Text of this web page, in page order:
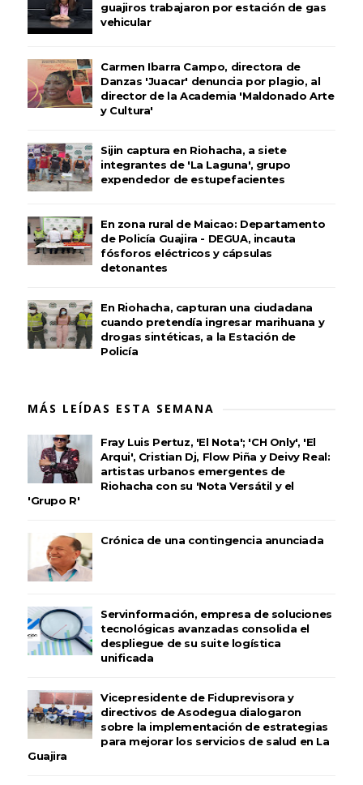
guajiros trabajaron por estación de gas
vehicular
Carmen Ibarra Campo, directora de
Danzas 'Juacar' denuncia por plagio, al
director de la Academia 'Maldonado Arte
y Cultura'
Sijin captura en Riohacha, a siete
integrantes de 'La Laguna', grupo
expendedor de estupefacientes
En zona rural de Maicao: Departamento
de Policía Guajira - DEGUA, incauta
fósforos eléctricos y cápsulas
detonantes
En Riohacha, capturan una ciudadana
cuando pretendía ingresar marihuana y
drogas sintéticas, a la Estación de
Policía
MÁS LEÍDAS ESTA SEMANA
Fray Luis Pertuz, 'El Nota'; 'CH Only', 'El
Arqui', Cristian Dj, Flow Piña y Deivy Real:
artistas urbanos emergentes de
Riohacha con su 'Nota Versátil y el
'Grupo R'
Crónica de una contingencia anunciada
Servinformación, empresa de soluciones
tecnológicas avanzadas consolida el
despliegue de su suite logística
unificada
Vicepresidente de Fiduprevisora y
directivos de Asodegua dialogaron
sobre la implementación de estrategias
para mejorar los servicios de salud en La
Guajira